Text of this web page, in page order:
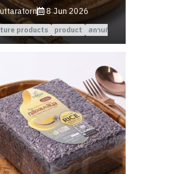
8 Jun 2026
products product สถานที่ท่องเที่ยวเชิงชุมชน จังห